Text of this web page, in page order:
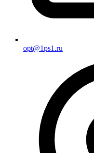
opt@1ps1.ru